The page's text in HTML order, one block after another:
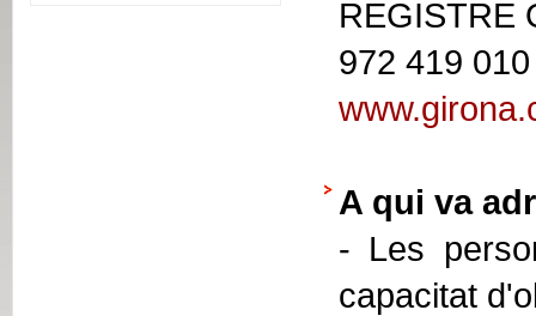
REGISTRE
972 419 010
A qui va
- Les
capacitat